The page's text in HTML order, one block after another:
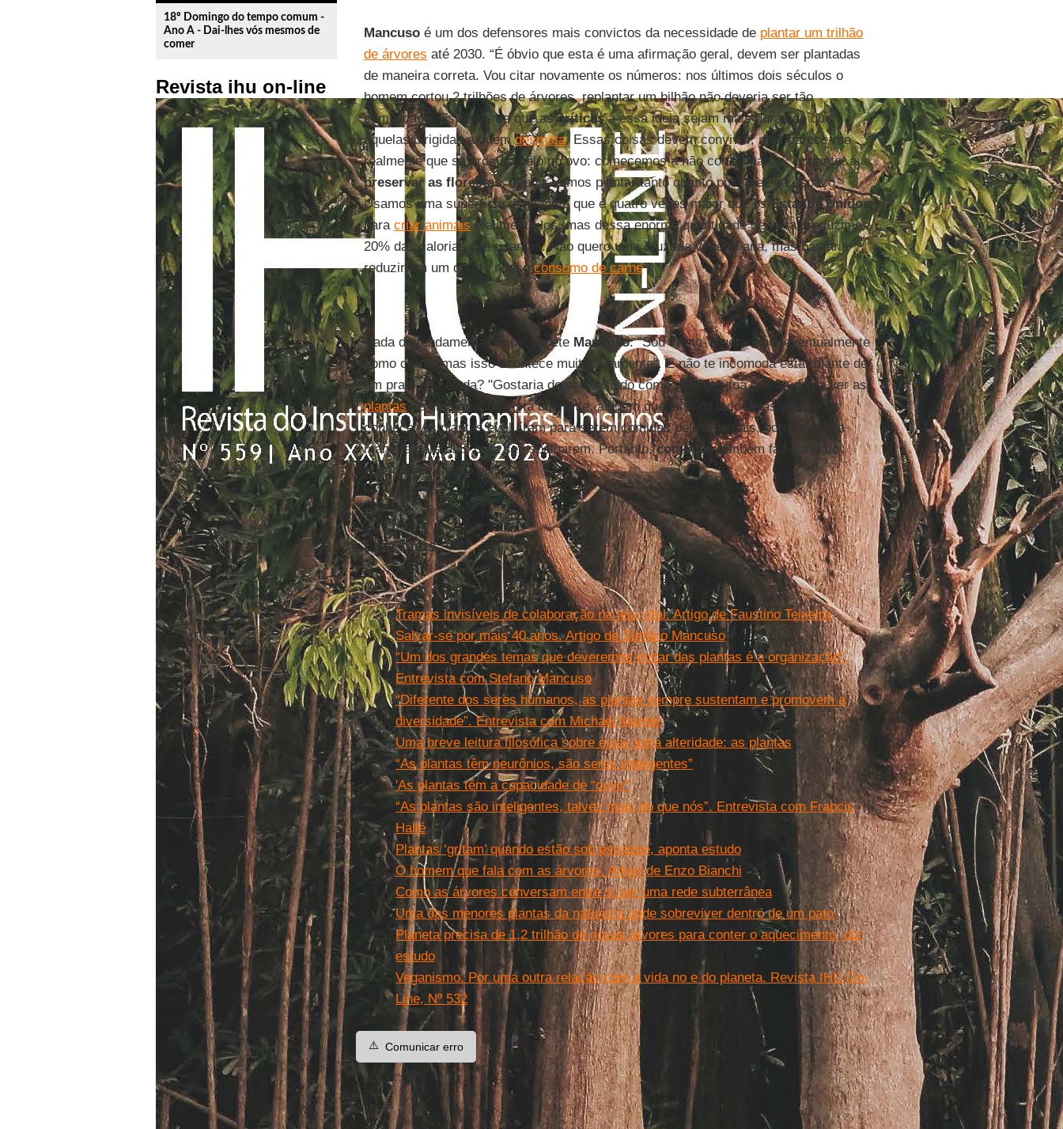
18º Domingo do tempo comum -
Ano A - Dai-lhes vós mesmos de
comer
Revista ihu on-line
Mancusoé um dos defensores mais convictos da necessidade de plantar um trilhão
de árvores até 2030. “É óbvio que esta é uma afirmação geral, devem ser plantadas
de maneira correta. Vou citar novamente os números: nos últimos dois séculos o
homem cortou 2 trilhões de árvores, replantar um bilhão não deveria ser tão
complicado. Espanta-me que ascríticasa essa ideia sejam mais duras do que
aquelas dirigidas a quemdesmata. Essas coisas devem conviver, mas parece-me
realmente que se procura pelo no ovo: comecemos a não cortar mais e, portanto, a
preservar as florestas, depois vamos plantar tanto quanto possível, há espaço.
Usamos uma superfície do planeta que é quatro vezes maior que osEstados Unidos
para criar animais e alimentá-los, mas dessa enorme quantidade de terra produzimos
20% das calorias que usamos. Não quero uma cruzada vegetariana, mas bastaria
reduzir em um quarto nossoconsumo de carne".
Nada de fundamentalismos, repete Mancuso: "Sou cripto-vegetariano, eventualmente
como carne, mas isso acontece muito raramente". E não te incomoda estar diante de
um prato de salada? "Gostaria de ser definido como uma pessoa que ajudou a ver as
plantasde um ponto de vista diferente, alguém que está do lado delas porque as
conhece. As plantas evoluíram para serem comidas pelos animais, porque é uma
maneira para elas para se espalharem. Portanto,comê-lastambém faz parte do
nosso amor adulto por elas".
Leia mais
Tramas invisíveis de colaboração na teia vital. Artigo de Faustino Teixeira
Salvar-se por mais 40 anos. Artigo de Stefano Mancuso
“Um dos grandes temas que deveremos imitar das plantas é a organização”.
Entrevista com Stefano Mancuso
“Diferente dos seres humanos, as plantas sempre sustentam e promovem a
diversidade”. Entrevista com Michael Marder
Uma breve leitura filosófica sobre essa outra alteridade: as plantas
“As plantas têm neurônios, são seres inteligentes”
'As plantas têm a capacidade de “ouvir”
“As plantas são inteligentes, talvez mais do que nós”. Entrevista com Francis
Hallé
Plantas ‘gritam’ quando estão sob estresse, aponta estudo
O homem que fala com as árvores. Artigo de Enzo Bianchi
Como as árvores conversam entre si por uma rede subterrânea
Uma das menores plantas da natureza pode sobreviver dentro de um pato
Planeta precisa de 1,2 trilhão de novas árvores para conter o aquecimento, diz
estudo
Veganismo. Por uma outra relação com a vida no e do planeta. Revista IHU On-
Line, Nº 532
⚠️ Comunicar erro